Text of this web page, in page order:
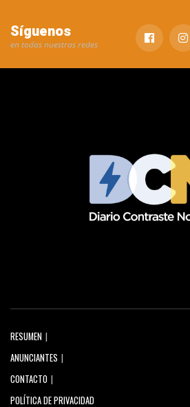
Síguenos
en todas nuestras redes
RESUMEN
ANUNCIANTES
CONTACTO
POLÍTICA DE PRIVACIDAD